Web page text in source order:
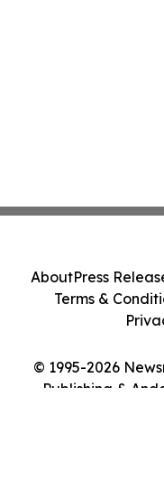
© 1995-2026
Publishing &
AboutPress
Terms &